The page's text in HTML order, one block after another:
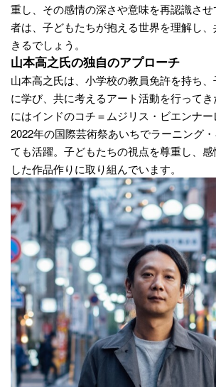
重し、その感情の深さや意味を再認識さ
者は、子どもたちが抱える世界を理解し
きるでしょう。
山本高之氏の独自のアプローチ
山本高之氏は、小学校の教員免許を持ち
に学び、共に考えるアート活動を行って
にはインドのコチ＝ムジリス・ビエンナー
2022年の国際芸術祭あいちでラーニング
ても活躍。子どもたちの視点を尊重し、
した作品作りに取り組んでいます。